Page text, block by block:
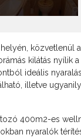
közvetlenül
kilátás nyílik
ideális
illetve
400m2-es
nyaralók